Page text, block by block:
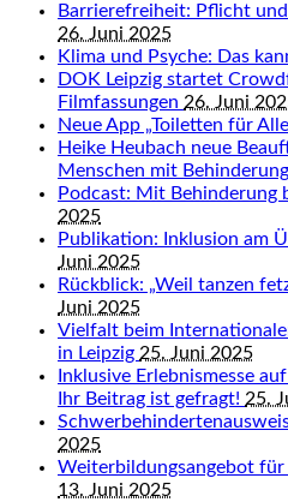
Barrierefreiheit: Pflicht
26. Juni 2025
Klima und Psyche: Das
DOK Leipzig startet
Filmfassungen 26. Juni
Neue App „Toiletten für
Heike Heubach neue
Menschen mit
Podcast: Mit Behinderung
2025
Publikation: Inklusion am
Juni 2025
Rückblick: „Weil tanzen
Juni 2025
Vielfalt beim
in Leipzig 25. Juni 2025
Inklusive Erlebnismesse
Ihr Beitrag ist gefragt! 25.
2025
Weiterbildungsangebot für
13. Juni 2025